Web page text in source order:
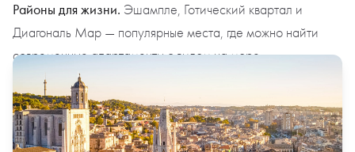
Районы для жизни. Эшампле, Готический квартал и
Диагональ Мар — популярные места, где можно найти
современные апартаменты с видом на море.